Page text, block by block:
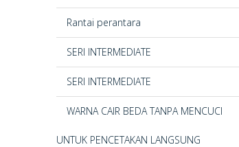
Rantai perantara
SERI INTERMEDIATE
SERI INTERMEDIATE
WARNA CAIR BEDA TANPA MENCUCI
UNTUK PENCETAKAN LANGSUNG